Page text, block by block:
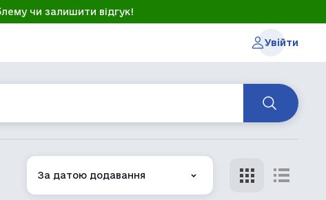
чи залишити відгук!
Увійти
За датою додавання